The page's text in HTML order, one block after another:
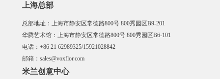
上海总部
总部地址：上海市静安区常德路800号 800秀园区B9-201
华腾艺术馆：上海市静安区常德路800号 800秀园区B6-101
电话：+86 21 62989325/15921028842
邮箱：sales@voxflor.com
米兰创意中心